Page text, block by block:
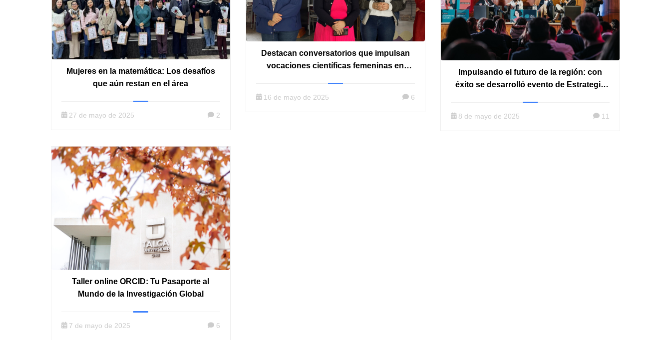
Mujeres en la matemática: Los desafíos
que aún restan en el área
27 de mayo de 2025 2
Destacan conversatorios que impulsan
vocaciones científicas femeninas en
16 de mayo de 2025 6
Impulsando el futuro de la región: con
éxito se desarrolló evento de Estrategia
8 de mayo de 2025 11
Taller online ORCID: Tu Pasaporte al
Mundo de la Investigación Global
7 de mayo de 2025 6